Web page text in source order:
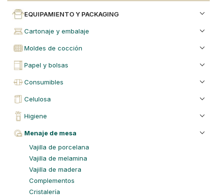
EQUIPAMIENTO Y PACKAGING
cartonaje y embalaje
moldes de cocción
papel y bolsas
consumibles
celulosa
higiene
menaje de mesa
vajilla de porcelana
vajilla de melamina
vajilla de madera
complementos
cristalería